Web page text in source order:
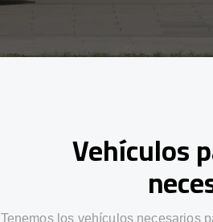
Vehículos
Tenemos los vehículos necesarios